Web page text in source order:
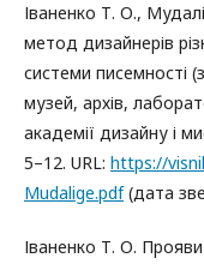
Іваненко Т. О.,
метод дизайнерів
системи писемності
музей, архів,
академії дизайну і
5–12. URL: https://
Mudalige.pdf(дата
Іваненко Т. О.